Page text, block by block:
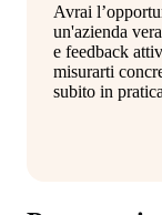
Avrai
un'azienda
e feedback
misurarti
subito in